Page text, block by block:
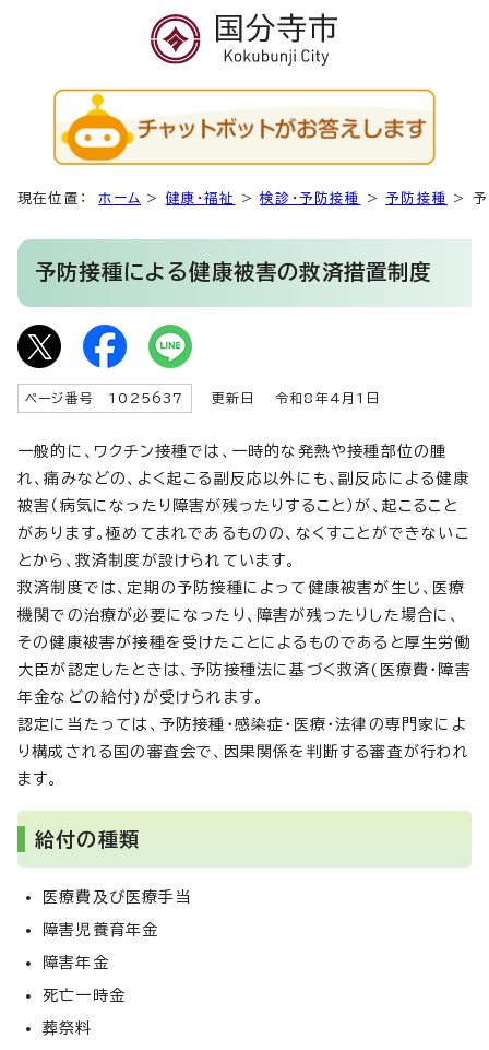
現在位置： ホーム > 健康・福祉 >検診・予防接種 >予防接種 >
予防接種による健康被害の救済措置制度
ページ番号 1025637 更新日 令和8年4月1日
一般的に、ワクチン接種では、一時的な発熱や接種部位の腫
れ、痛みなどの、よく起こる副反応以外にも、副反応による健康
被害（病気になったり障害が残ったりすること）が、起こること
があります。極めてまれであるものの、なくすことができないこ
とから、救済制度が設けられています。
救済制度では、定期の予防接種によって健康被害が生じ、医療
機関での治療が必要になったり、障害が残ったりした場合に、
その健康被害が接種を受けたことによるものであると厚生労働
大臣が認定したときは、予防接種法に基づく救済(医療費・障害
年金などの給付)が受けられます。
認定に当たっては、予防接種・感染症・医療・法律の専門家によ
り構成される国の審査会で、因果関係を判断する審査が行われ
ます。
給付の種類
医療費及び医療手当
障害児養育年金
障害年金
死亡一時金
葬祭料